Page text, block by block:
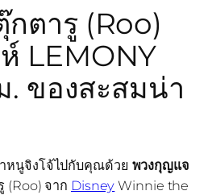
ตารู (Roo)
LEMONY
. ของสะสมน่า
หนูจิงโจ้ไปกับคุณด้วย พวงกุญแจ
(Roo) จาก Disney Winnie the